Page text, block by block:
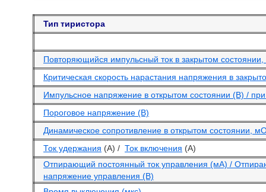
Тип тиристора
Повторяющийся импульсный ток в закрытом
Критическая скорость нарастания напряжения в
Импульсное напряжение в открытом состоянии (В) /
Пороговое напряжение (В)
Динамическое сопротивление в открытом состоянии,
Ток удержания (А) / Ток включения (А)
Отпирающий постоянный ток управления (мА) /
напряжение управления (В)